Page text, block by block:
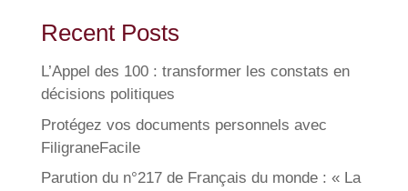
Recent Posts
L’Appel des 100 : transformer les constats en
décisions politiques
Protégez vos documents personnels avec
FiligraneFacile
Parution du n°217 de Français du monde : « La